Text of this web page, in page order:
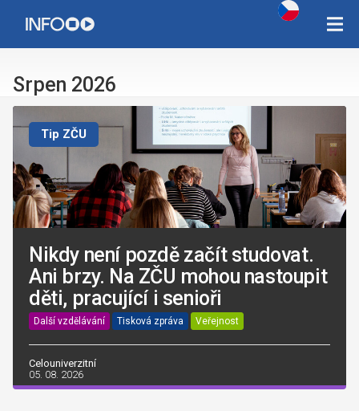
Srpen 2026
Tip ZČU
Nikdy není pozdě začít studovat.
Ani brzy. Na ZČU mohou nastoupit
děti, pracující i senioři
Další vzdělávání Tisková zpráva Veřejnost
Celouniverzitní
05. 08. 2026
Copyright Západočeská univerzita v Plzni 2015 - 2026,